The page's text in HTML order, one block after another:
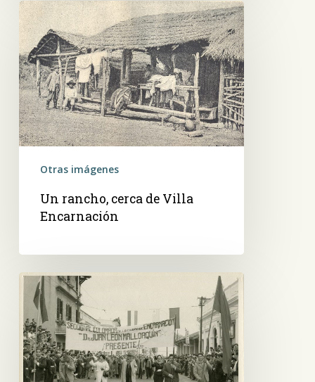
Un
rancho,
cerca
de
Villa
Encarnación
Otras imágenes
Un rancho, cerca de Villa
Encarnación
Seccional
colorada
de
Encarnación,
en
desfile